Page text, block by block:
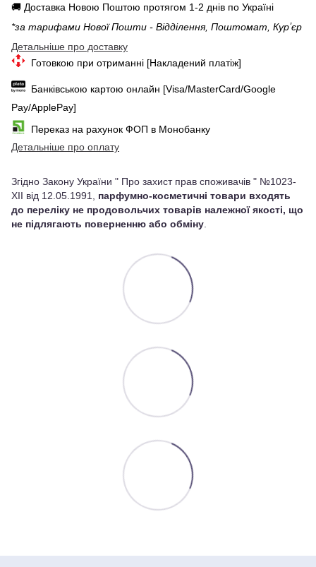
🚚 Доставка Новою Поштою протягом 1-2 днів по Україні
*за тарифами Нової Пошти - Відділення, Поштомат, Курʼєр
Детальніше про доставку
Готовкою при отриманні [Накладений платіж]
Банківською картою онлайн [Visa/MasterCard/Google
Pay/ApplePay]
Переказ на рахунок ФОП в Монобанку
Детальніше про оплату
Згідно Закону України " Про захист прав споживачів " №1023-
XII від 12.05.1991, парфумно-косметичні товари входять
до переліку не продовольчих товарів належної якості, що
не підлягають поверненню або обміну